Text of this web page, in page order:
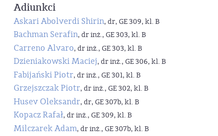
Adiunkci
Askari Abolverdi Shirin, dr, GE 309, kl. B
Bachman Serafin, dr inż., GE 303, kl. B
Carreno Alvaro, dr inż., GE 303, kl. B
Dzieniakowski Maciej, dr inż., GE 306, kl. B
Fabijański Piotr, dr inż., GE 301, kl. B
Grzejszczak Piotr, dr inż., GE 302, kl. B
Husev Oleksandr, dr, GE 307b, kl. B
Kopacz Rafał, dr inż., GE 309, kl. B
Milczarek Adam, dr inż., GE 307b, kl. B